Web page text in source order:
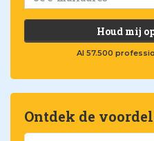
Houd mij
Al 57.500
Ontdek de